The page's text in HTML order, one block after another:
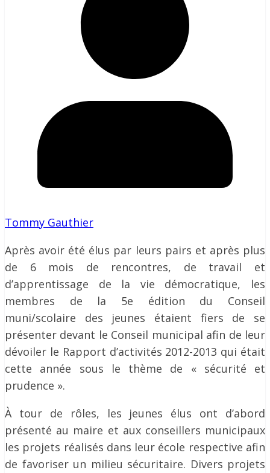
Tommy Gauthier
Après avoir été élus par leurs pairs et après plus
de 6 mois de rencontres, de travail et
d’apprentissage de la vie démocratique, les
membres de la 5e édition du Conseil
muni/scolaire des jeunes étaient fiers de se
présenter devant le Conseil municipal afin de leur
dévoiler le Rapport d’activités 2012-2013 qui était
cette année sous le thème de « sécurité et
prudence ».
À tour de rôles, les jeunes élus ont d’abord
présenté au maire et aux conseillers municipaux
les projets réalisés dans leur école respective afin
de favoriser un milieu sécuritaire. Divers projets